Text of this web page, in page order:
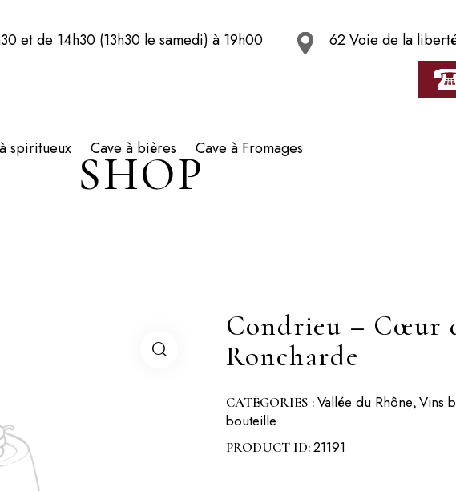
et de 14h30 (13h30 le samedi) à 19h00 62 Voie de la
spiritueux Cave à bières Cave à Fromages
SHOP
Condrieu – Cœur
Roncharde
CATÉGORIES :Vallée du Rhône,Vins
bouteille
PRODUCT ID:21191